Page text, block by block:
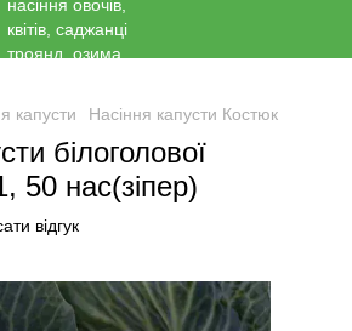
капусти Насіння капусти Костюк
білоголової
50 нас(зіпер)
відгук